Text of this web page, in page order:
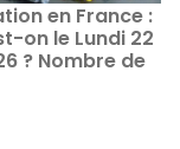
en France :
on le Lundi 22
? Nombre de